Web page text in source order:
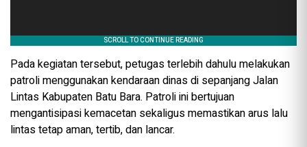
Pada kegiatan tersebut, petugas terlebih dahulu melakukan
patroli menggunakan kendaraan dinas di sepanjang Jalan
Lintas Kabupaten Batu Bara. Patroli ini bertujuan
mengantisipasi kemacetan sekaligus memastikan arus lalu
lintas tetap aman, tertib, dan lancar.